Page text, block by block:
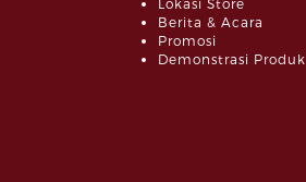
Lokasi Store
Berita & Acara
Promosi
Demonstrasi Produk